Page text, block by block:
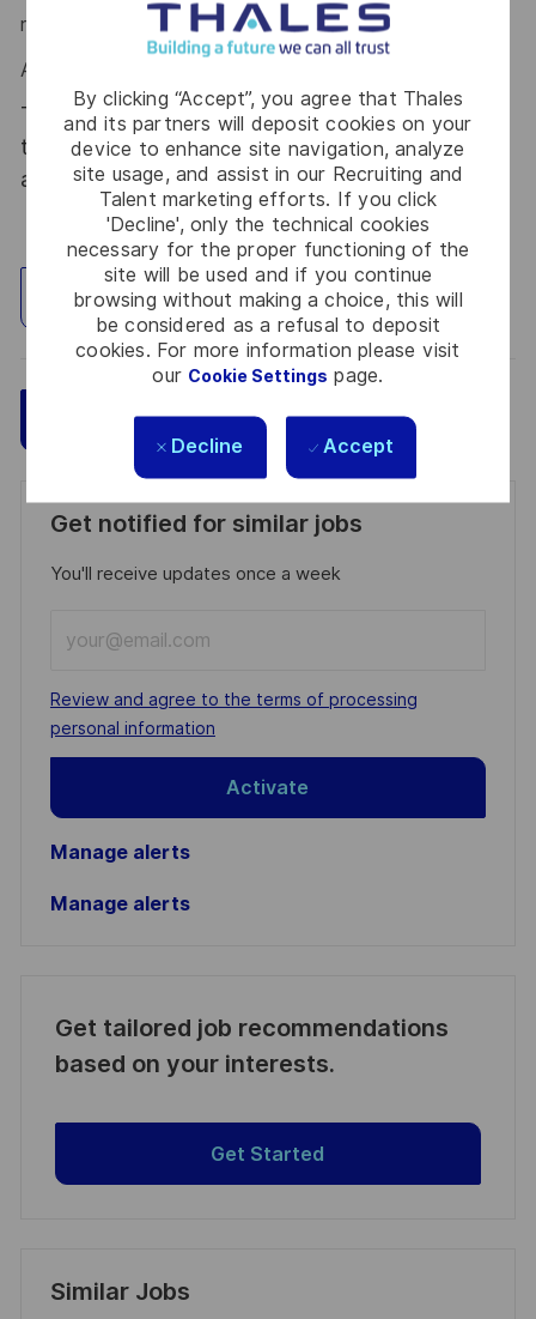
By clicking “Accept”, you agree that Thales
and its partners will deposit cookies on your
device to enhance site navigation, analyze
site usage, and assist in our Recruiting and
Talent marketing efforts. If you click
'Decline', only the technical cookies
necessary for the proper functioning of the
site will be used and if you continue
browsing without making a choice, this will
be considered as a refusal to deposit
cookies. For more information please visit
our Cookie Settings page.
Decline Accept
reconnait ?
Alors ce poste est fait pour vous !
Thales, entreprise Handi-Engagée, reconnait
tous les talents. La diversité est notre meilleur
atout. Postulez et rejoignez nous !
Explore Location
Apply Now Save
Get notified for similar jobs
You'll receive updates once a week
Email
address
(Required)
Required
Review and agree to the terms of processing
personal information
Activate
Manage alerts
Manage alerts
Get tailored job recommendations
based on your interests.
Get Started
Similar Jobs